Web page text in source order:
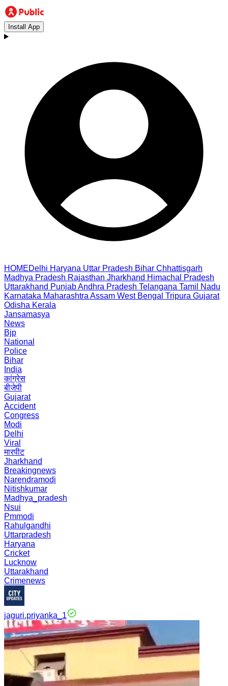
Install App
HOMEDelhi Haryana Uttar Pradesh Bihar Chhattisgarh
Madhya Pradesh Rajasthan Jharkhand Himachal Pradesh
Uttarakhand PunjabAndhra Pradesh Telangana Tamil Nadu
Karnataka Maharashtra Assam West Bengal Tripura Gujarat
Odisha Kerala
Jansamasya
News
Bjp
National
Police
Bihar
India
कांग्रेस
बीजेपी
Gujarat
Accident
Congress
Modi
Delhi
Viral
मारपीट
Jharkhand
Breakingnews
Narendramodi
Nitishkumar
Madhya_pradesh
Nsui
Pmmodi
Rahulgandhi
Uttarpradesh
Haryana
Cricket
Lucknow
Uttarakhand
Crimenews
jaguri.priyanka_1